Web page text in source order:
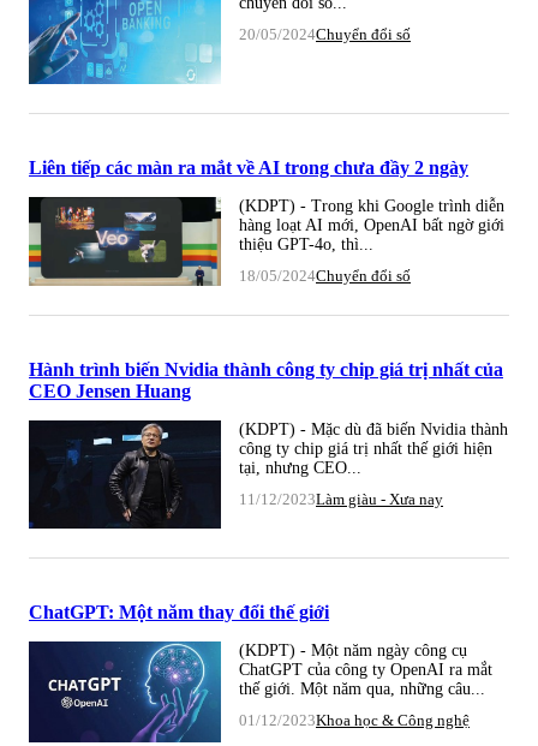
20/05/2024Chuyển đổi số
Liên tiếp các màn ra mắt về AI trong chưa đầy 2 ngày
(KDPT) - Trong khi Google trình diễn
hàng loạt AI mới, OpenAI bất ngờ giới
thiệu GPT-4o, thì...
18/05/2024Chuyển đổi số
Hành trình biến Nvidia thành công ty chip giá trị nhất của
CEO Jensen Huang
(KDPT) - Mặc dù đã biến Nvidia thành
công ty chip giá trị nhất thế giới hiện
tại, nhưng CEO...
11/12/2023Làm giàu - Xưa nay
ChatGPT: Một năm thay đổi thế giới
(KDPT) - Một năm ngày công cụ
ChatGPT của công ty OpenAI ra mắt
thế giới. Một năm qua, những câu...
01/12/2023Khoa học & Công nghệ